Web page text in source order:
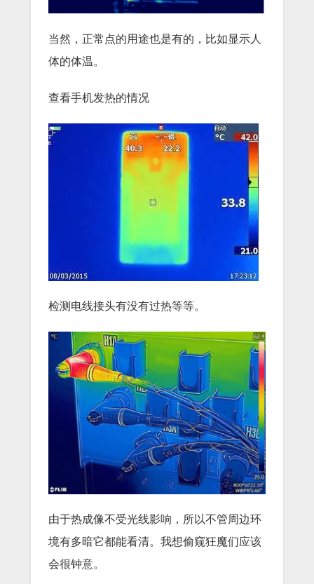
当然，正常点的用途也是有的，比如显示人
体的体温。
查看手机发热的情况
检测电线接头有没有过热等等。
由于热成像不受光线影响，所以不管周边环
境有多暗它都能看清。我想偷窥狂魔们应该
会很钟意。